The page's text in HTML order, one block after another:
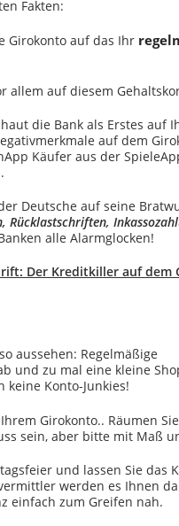
Fakten:
Girokonto auf das Ihr
auf diesem
die Bank als Erstes auf
auf dem
Käufer aus der
Deutsche auf seine
Rücklastschriften,
alle Alarmglocken!
Der Kreditkiller auf dem
aussehen: Regelmäßige
und zu mal eine kleine
Konto-Junkies!
Girokonto.. Räumen
sein, aber bitte mit Maß
und lassen Sie das
werden es Ihnen
einfach zum Greifen nah.